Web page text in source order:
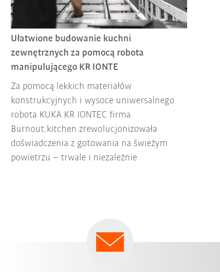
Ułatwione budowanie kuchni
zewnętrznych za pomocą robota
manipulującego KR IONTE
Za pomocą lekkich materiałów
konstrukcyjnych i wysoce uniwersalnego
robota KUKA KR IONTEC firma
Burnout.kitchen zrewolucjonizowała
doświadczenia z gotowania na świeżym
powietrzu – trwale i niezależnie